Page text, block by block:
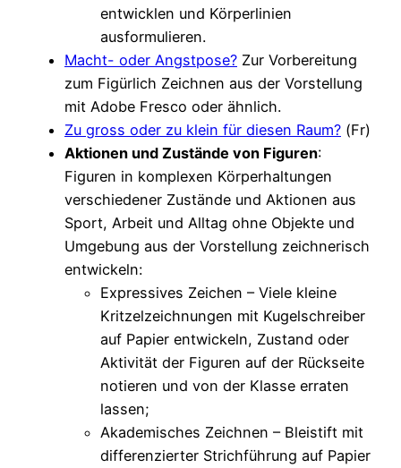
entwicklen und Körperlinien
ausformulieren.
Macht- oder Angstpose? Zur Vorbereitung
zum Figürlich Zeichnen aus der Vorstellung
mit Adobe Fresco oder ähnlich.
Zu gross oder zu klein für diesen Raum? (Fr)
Aktionen und Zustände von Figuren:
Figuren in komplexen Körperhaltungen
verschiedener Zustände und Aktionen aus
Sport, Arbeit und Alltag ohne Objekte und
Umgebung aus der Vorstellung zeichnerisch
entwickeln:
Expressives Zeichen – Viele kleine
Kritzelzeichnungen mit Kugelschreiber
auf Papier entwickeln, Zustand oder
Aktivität der Figuren auf der Rückseite
notieren und von der Klasse erraten
lassen;
Akademisches Zeichnen – Bleistift mit
differenzierter Strichführung auf Papier